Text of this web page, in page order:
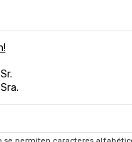
Sr.
Sra.